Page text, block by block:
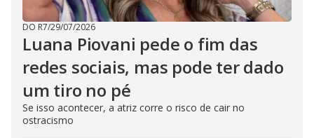
DO R7/29/07/2026
Luana Piovani pede o fim das
redes sociais, mas pode ter dado
um tiro no pé
Se isso acontecer, a atriz corre o risco de cair no
ostracismo